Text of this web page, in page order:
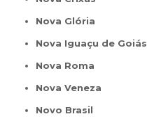
Nova Glória
Nova Iguaçu de Goiás
Nova Roma
Nova Veneza
Novo Brasil